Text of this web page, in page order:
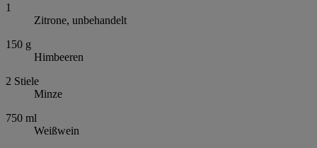
1
Zitrone, unbehandelt
150 g
Himbeeren
2 Stiele
Minze
750 ml
Weißwein